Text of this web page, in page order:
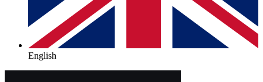
English